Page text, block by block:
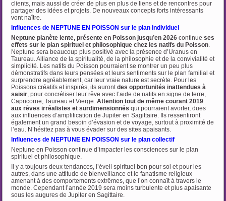
clients, mais aussi de créer de plus en plus de liens et de rencontres pour
partager des idées et projets. De nouveaux concepts forts intéressants
vont naître.
Influences de NEPTUNE EN POISSON sur le plan individuel
Neptune planète lente, présente en Poisson jusqu’en 2026 continueses
effets sur le plan spirituel et philosophique chez les natifs du Poisson.
Neptune sera beaucoup plus positivé avec la présence d’Uranus en
Taureau. Alliance de la spiritualité, de la philosophie et de la convivialité et
simplicité. Les natifs du Poisson pourraient se montrer un peu plus
démonstratifs dans leurs pensées et leurs sentiments sur le plan familial et
surprendre agréablement, car leur vraie nature est secrète. Pour les
Poissons créatifs et inspirés, ils aurontdes opportunités inattendues à
saisir, pour concrétiser leur rêve avec l’aide de natifs en signe de terre,
Capricorne, Taureau et Vierge.Attention tout de même courant 2019
aux rêves irréalistes et surdimensionnés qui pourraient avorter, dues
aux influences d’amplification de Jupiter en Sagittaire. Ils ressentiront
également un grand besoin d’évasion et de voyage, surtout à proximité de
l’eau. N’hésitez pas à vous évader sur des sites apaisants.
Influences de NEPTUNE EN POISSON sur le plan collectif
Neptune en Poisson continue d’impacter les consciences sur le plan
spirituel et philosophique.
Il y a toujours deux tendances, l’éveil spirituel bon pour soi et pour les
autres, dans une attitude de bienveillance et le fanatisme religieux
amenant à des comportements extrêmes, que l’on connaît à travers le
monde. Cependant l’année 2019 sera moins turbulente et plus apaisante
sous les augures de Jupiter en Sagittaire.